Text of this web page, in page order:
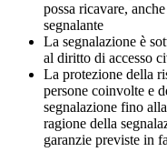
possa ricavare,
segnalante
La segnalazione è
al diritto di accesso
La protezione della
persone coinvolte e
segnalazione fino
ragione della
garanzie previste in